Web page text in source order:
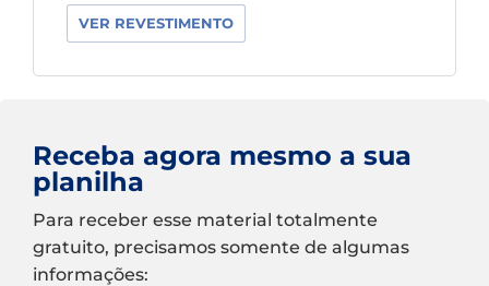
VER REVESTIMENTO
Receba agora mesmo a sua
planilha
Para receber esse material totalmente
gratuito, precisamos somente de algumas
informações: